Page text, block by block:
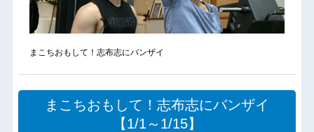
まこちおもして！志布志にバンザイ
まこちおもして！志布志にバンザイ
【1/1～1/15】